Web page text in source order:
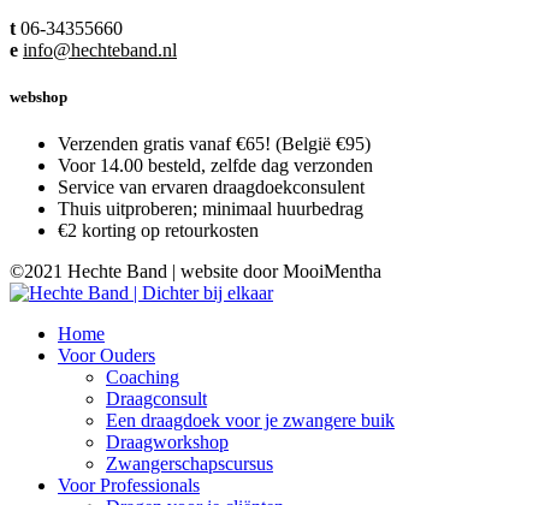
t 06-34355660
e info@hechteband.nl
webshop
Verzenden gratis vanaf €65! (België €95)
Voor 14.00 besteld, zelfde dag verzonden
Service van ervaren draagdoekconsulent
Thuis uitproberen; minimaal huurbedrag
€2 korting op retourkosten
©2021 Hechte Band | website door MooiMentha
Home
Voor Ouders
Coaching
Draagconsult
Een draagdoek voor je zwangere buik
Draagworkshop
Zwangerschapscursus
Voor Professionals